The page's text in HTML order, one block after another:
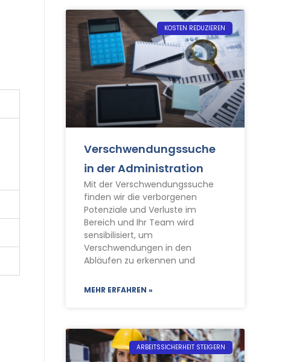
KOSTEN REDUZIEREN
Verschwendungssuche
in der Administration
Mit der Verschwendungssuche
finden wir die verborgenen
Potenziale und Verluste im
Bereich und Ihr Team wird
sensibilisiert, um
Verschwendungen in den
Abläufen zu erkennen und
MEHR ERFAHREN »
ARBEITSSICHERHEIT STEIGERN